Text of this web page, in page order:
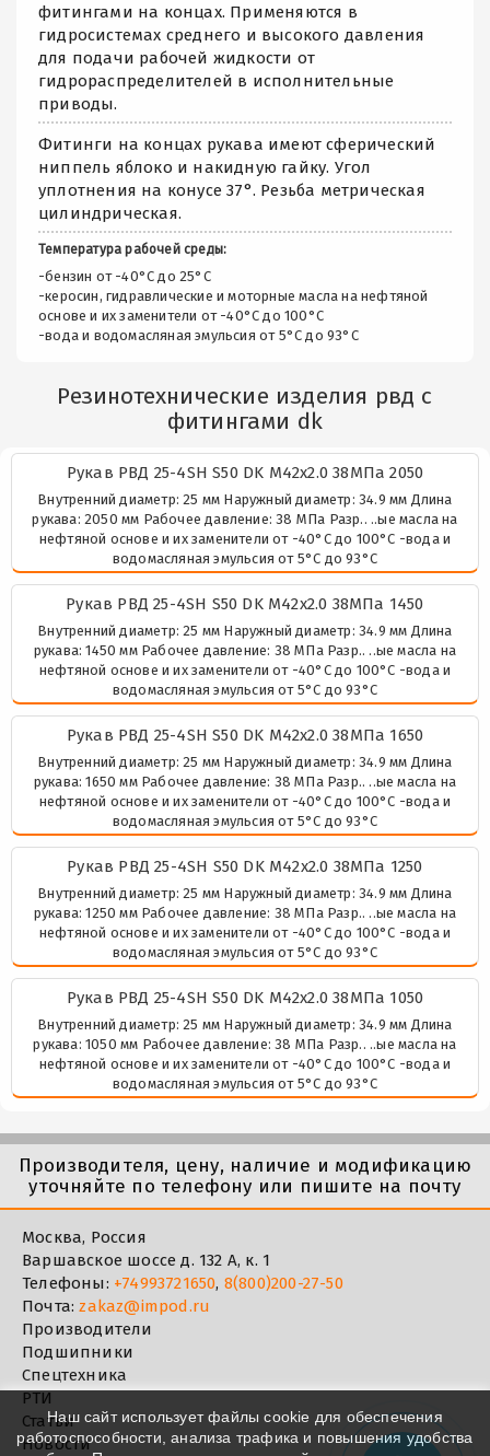
фитингами на концах. Применяются в
гидросистемах среднего и высокого давления
для подачи рабочей жидкости от
гидрораспределителей в исполнительные
приводы.
Фитинги на концах рукава имеют сферический
ниппель яблоко и накидную гайку. Угол
уплотнения на конусе 37°. Резьба метрическая
цилиндрическая.
Температура рабочей среды:
-бензин от -40°C до 25°C
-керосин, гидравлические и моторные масла на нефтяной
основе и их заменители от -40°C до 100°C
-вода и водомасляная эмульсия от 5°C до 93°C
Резинотехнические изделия рвд с
фитингами dk
Рукав РВД 25-4SH S50 DK М42х2.0 38МПа 2050
Внутренний диаметр: 25 мм Наружный диаметр: 34.9 мм Длина
рукава: 2050 мм Рабочее давление: 38 МПа Разр.. ..ые масла на
нефтяной основе и их заменители от -40°C до 100°C -вода и
водомасляная эмульсия от 5°C до 93°C
Рукав РВД 25-4SH S50 DK М42х2.0 38МПа 1450
Внутренний диаметр: 25 мм Наружный диаметр: 34.9 мм Длина
рукава: 1450 мм Рабочее давление: 38 МПа Разр.. ..ые масла на
нефтяной основе и их заменители от -40°C до 100°C -вода и
водомасляная эмульсия от 5°C до 93°C
Рукав РВД 25-4SH S50 DK М42х2.0 38МПа 1650
Внутренний диаметр: 25 мм Наружный диаметр: 34.9 мм Длина
рукава: 1650 мм Рабочее давление: 38 МПа Разр.. ..ые масла на
нефтяной основе и их заменители от -40°C до 100°C -вода и
водомасляная эмульсия от 5°C до 93°C
Рукав РВД 25-4SH S50 DK М42х2.0 38МПа 1250
Внутренний диаметр: 25 мм Наружный диаметр: 34.9 мм Длина
рукава: 1250 мм Рабочее давление: 38 МПа Разр.. ..ые масла на
нефтяной основе и их заменители от -40°C до 100°C -вода и
водомасляная эмульсия от 5°C до 93°C
Рукав РВД 25-4SH S50 DK М42х2.0 38МПа 1050
Внутренний диаметр: 25 мм Наружный диаметр: 34.9 мм Длина
рукава: 1050 мм Рабочее давление: 38 МПа Разр.. ..ые масла на
нефтяной основе и их заменители от -40°C до 100°C -вода и
водомасляная эмульсия от 5°C до 93°C
Производителя, цену, наличие и модификацию
уточняйте по телефону или пишите на почту
Москва, Россия
Варшавское шоссе д. 132 А, к. 1
Телефоны: +74993721650, 8(800)200-27-50
Почта:zakaz@impod.ru
Производители
Подшипники
Спецтехника
РТИ
Статьи
Новости
Наш сайт использует файлы cookie для обеспечения
работоспособности, анализа трафика и повышения удобства